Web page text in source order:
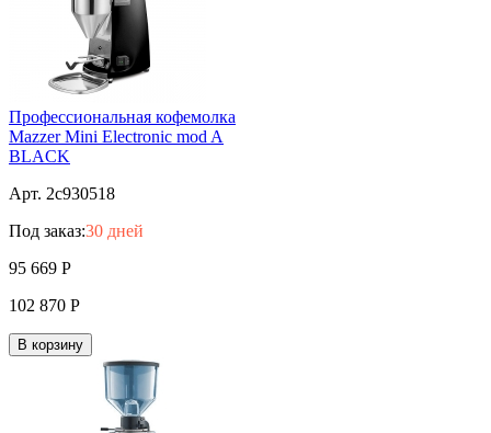
Профессиональная кофемолка
Mazzer Mini Electronic mod A
BLACK
Арт. 2c930518
Под заказ:30 дней
95 669 Р
102 870 Р
В корзину